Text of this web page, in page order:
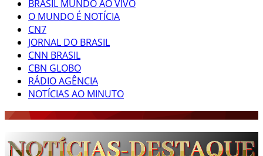
BRASIL MUNDO AO VIVO
O MUNDO É NOTÍCIA
CN7
JORNAL DO BRASIL
CNN BRASIL
CBN GLOBO
RÁDIO AGÊNCIA
NOTÍCIAS AO MINUTO